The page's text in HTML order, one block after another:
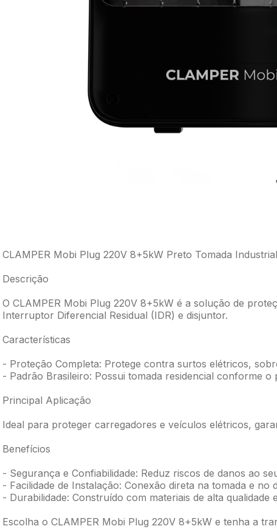
CLAMPER Mobi Plug 220V 8+5kW Preto Tomada
Descrição
O CLAMPER Mobi Plug 220V 8+5kW é a solução de
Interruptor Diferencial Residual (IDR) e disjuntor.
Características
- Proteção Completa: Protege contra surtos elétricos,
- Padrão Brasileiro: Possui tomada residencial conforme o
Principal Aplicação
Ideal para proteger carregadores e veículos elétricos,
Benefícios
- Segurança e Confiabilidade: Reduz riscos de danos ao
- Facilidade de Instalação: Conexão direta na tomada e no
- Durabilidade: Construído com materiais de alta
Escolha o CLAMPER Mobi Plug 220V 8+5kW e tenha a